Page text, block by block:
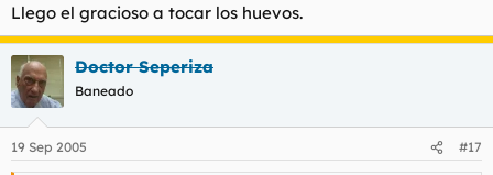
Llego el gracioso a tocar los huevos.
Doctor Seperiza
Baneado
19 Sep 2005 #17